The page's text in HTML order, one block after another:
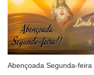
Abençoada Segunda-feira